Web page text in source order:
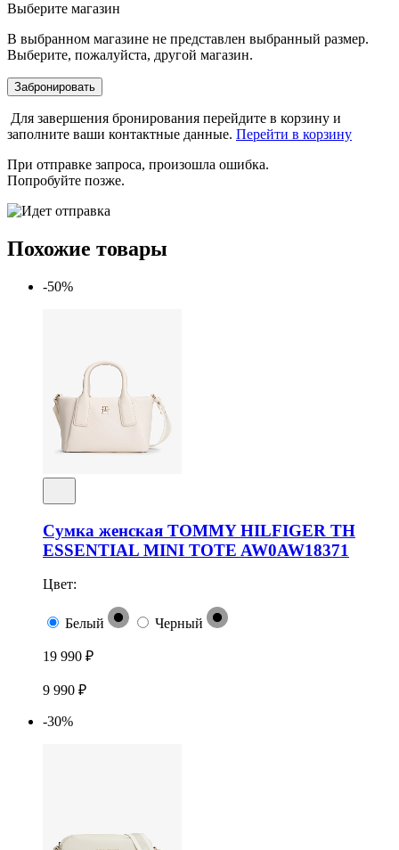
Выберите магазин
В выбранном магазине не представлен выбранный размер.
Выберите, пожалуйста, другой магазин.
Забронировать
Для завершения бронирования перейдите в корзину и
заполните ваши контактные данные. Перейти в корзину
При отправке запроса, произошла ошибка.
Попробуйте позже.
Похожие товары
-50%
Сумка женская TOMMY HILFIGER TH
ESSENTIAL MINI TOTE AW0AW18371
Цвет:
Белый Черный
19 990 ₽
9 990 ₽
-30%